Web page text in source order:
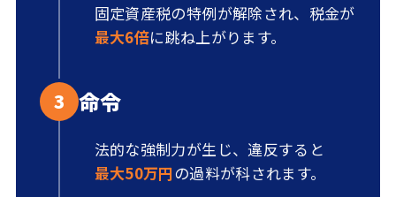
固定資産税の特例が解除され、税金が
最大6倍に跳ね上がります。
3 命令
法的な強制力が生じ、違反すると
最大50万円の過料が科されます。